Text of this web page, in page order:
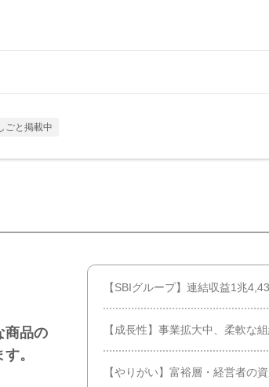
ごと掲載中
商品の
。
【SBIグループ】連結収益1兆
【成長性】事業拡大中、柔軟な
【やりがい】富裕層・経営者の